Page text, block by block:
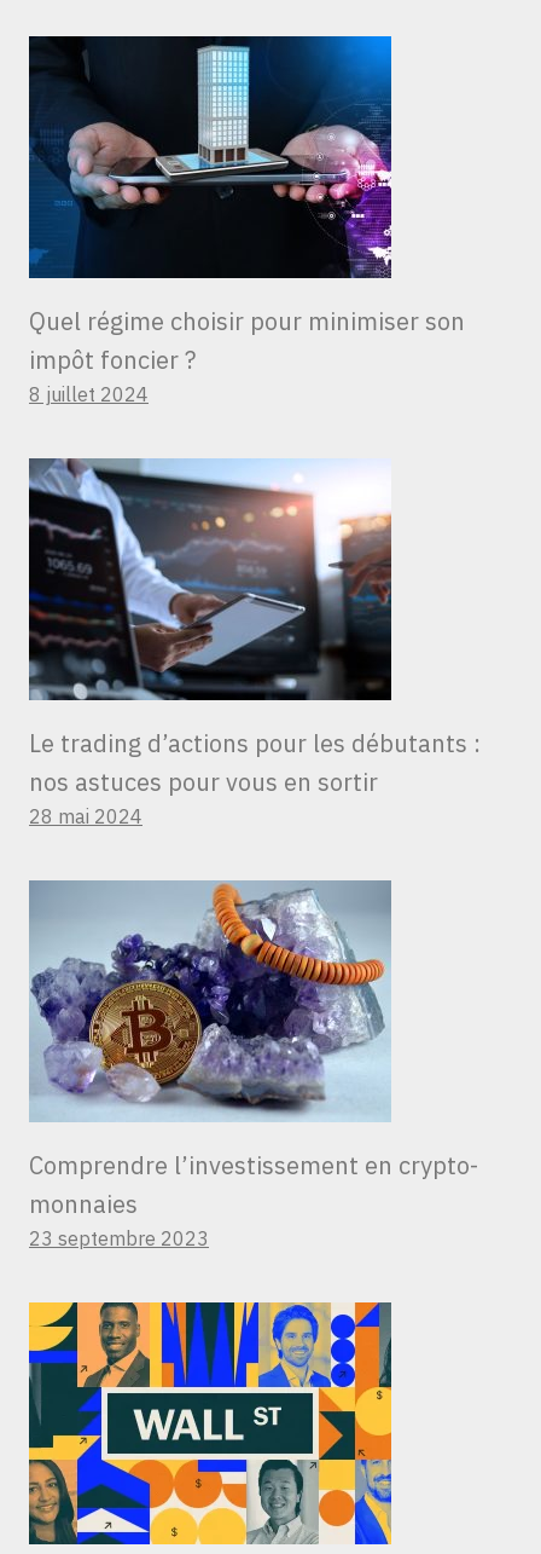
Quel régime choisir pour minimiser son
impôt foncier ?
8 juillet 2024
Le trading d’actions pour les débutants :
nos astuces pour vous en sortir
28 mai 2024
Comprendre l’investissement en crypto-
monnaies
23 septembre 2023